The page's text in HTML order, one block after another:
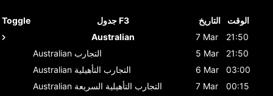
Toggle جدول F3 التاريخ
الوقت
Australian
7 Mar
21:50
Australian التجارب 5 Mar
21:50
Australian التجارب التأهيلية 6 Mar
03:00
Australian التجارب التأهيلية السريعة 7 Mar
00:15